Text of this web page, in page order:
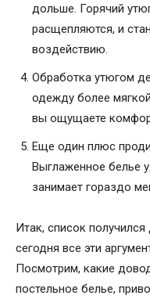
дольше. Горячий
расщепляются, и
воздействию.
Обработка утюгом
одежду более
вы ощущаете
Еще один плюс
Выглаженное белье
занимает гораздо
Итак, список
сегодня все эти
Посмотрим, какие
постельное белье,